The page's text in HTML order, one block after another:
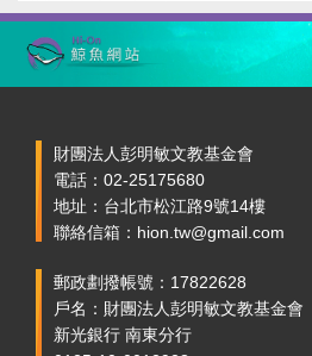
財團法人彭明敏文教基金會
電話：02-25175680
地址：台北市松江路9號14樓
聯絡信箱：hion.tw@gmail.com
郵政劃撥帳號：17822628
戶名：財團法人彭明敏文教基金會
新光銀行 南東分行